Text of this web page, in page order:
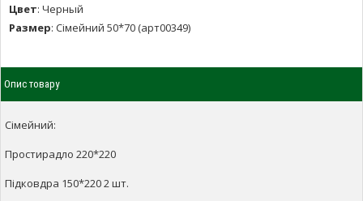
Цвет: Черный
Размер: Сімейний 50*70 (арт00349)
Опис товару
Сімейний:
Простирадло 220*220
Підковдра 150*220 2 шт.